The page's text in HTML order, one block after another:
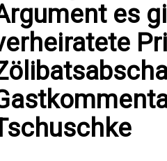
es